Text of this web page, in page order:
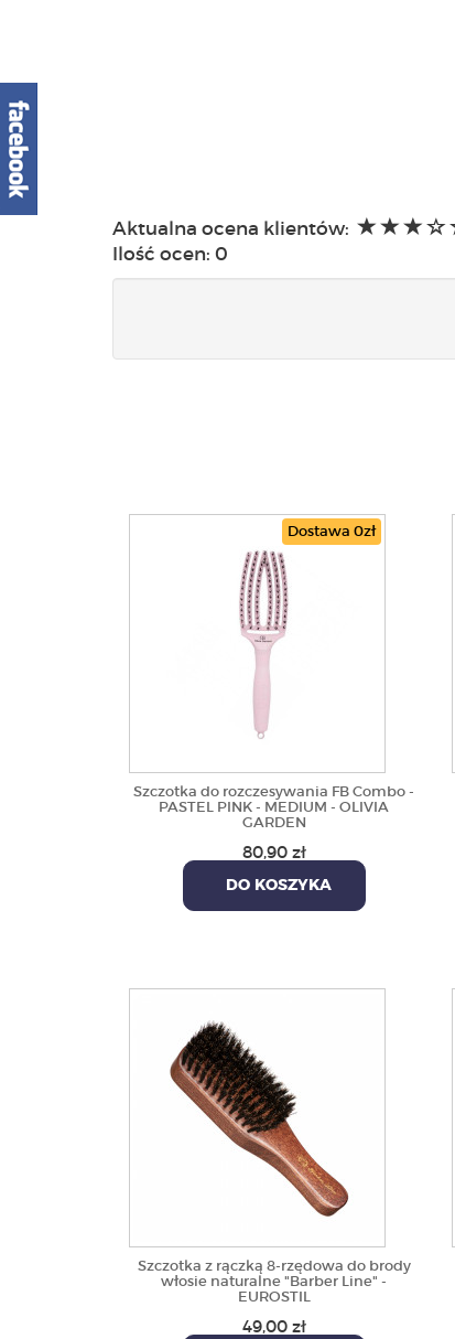
Aktualna ocena klientów:
Ilość ocen: 0
Dostawa 0zł
Szczotka do rozczesywania FB Combo -
PASTEL PINK - MEDIUM - OLIVIA
GARDEN
80,90 zł
DO KOSZYKA
Szczotka z rączką 8-rzędowa do brody
włosie naturalne "Barber Line" -
EUROSTIL
49,00 zł